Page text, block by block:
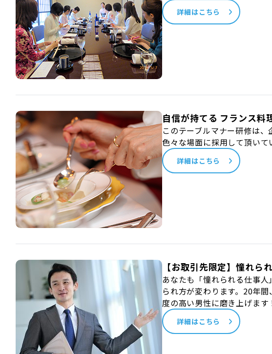
詳細はこちら
自信が持てる フランス料
このテーブルマナー研修は
色々な場面に採用して頂いて
詳細はこちら
【お取引先限定】憧れら
あなたも「憧れられる仕事
られ方が変わります。20年
度の高い男性に磨き上げます
詳細はこちら